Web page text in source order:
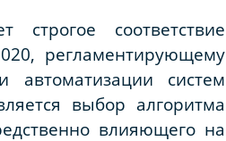
строгое соответствие
регламентирующему
систем
выбор алгоритма
влияющего на